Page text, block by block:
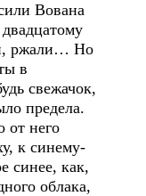
Вована
ржали… Но
в
свежачок,
предела.
от него
к синему-
синее, как,
облака,